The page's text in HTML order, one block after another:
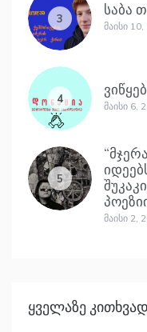
3 საბა
Მაისი
4
Მაისი 6,
5
Მაისი 2,
Ყველაზე